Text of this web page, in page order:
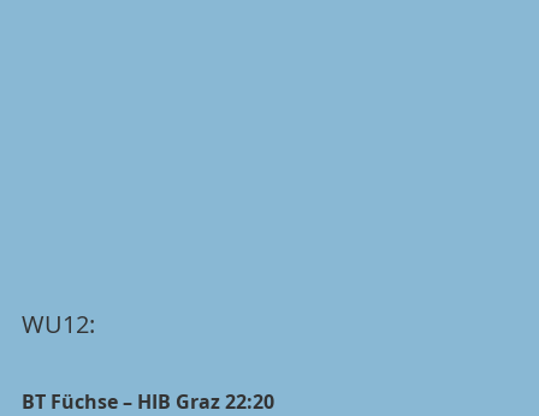
WU12:
BT Füchse – HIB Graz 22:20